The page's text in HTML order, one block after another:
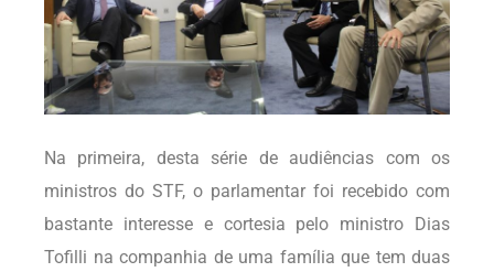
Na primeira, desta série de audiências com os
ministros do STF, o parlamentar foi recebido com
bastante interesse e cortesia pelo ministro Dias
Tofilli na companhia de uma família que tem duas